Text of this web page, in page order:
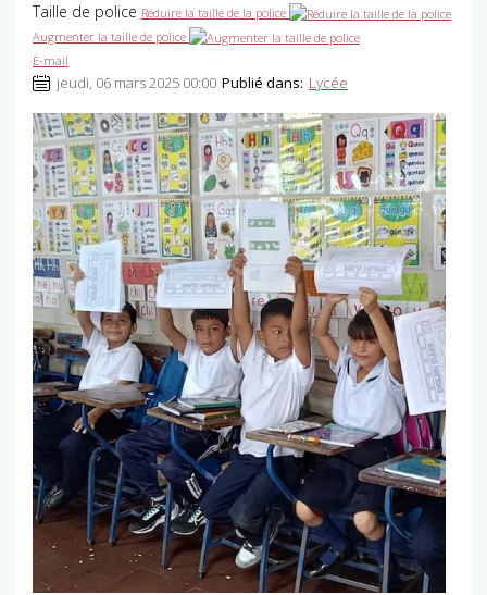
Taille de police Réduire la taille de la police
Augmenter la taille de police
E-mail
jeudi, 06 mars 2025 00:00 Publié dans: Lycée